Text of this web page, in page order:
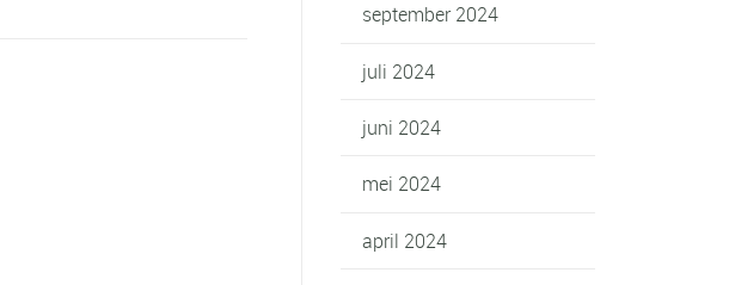
september 2024
juli 2024
juni 2024
mei 2024
april 2024